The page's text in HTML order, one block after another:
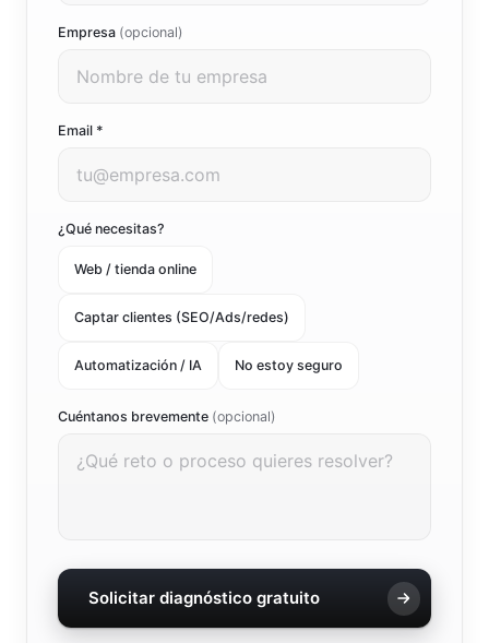
Empresa (opcional)
Email *
¿Qué necesitas?
Web / tienda online
Captar clientes (SEO/Ads/redes)
Automatización / IA No estoy seguro
Cuéntanos brevemente (opcional)
Solicitar diagnóstico gratuito